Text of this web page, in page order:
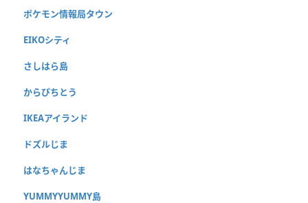
ポケモン情報局タウン
EIKOシティ
さしはら島
からぴちとう
IKEAアイランド
ドズルじま
はなちゃんじま
YUMMYYUMMY島